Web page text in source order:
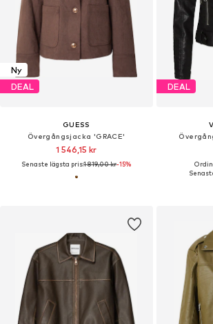
Ny
DEAL
GUESS
Övergångsjacka 'GRACE'
1 546,15 kr
Senaste lägsta pris:1 819,00 kr-15%
DEAL